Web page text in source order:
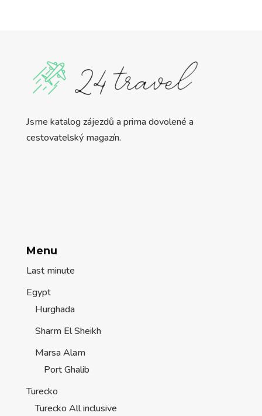
Jsme katalog zájezdů a prima dovolené a
cestovatelský magazín.
Menu
Last minute
Egypt
Hurghada
Sharm El Sheikh
Marsa Alam
Port Ghalib
Turecko
Turecko All inclusive